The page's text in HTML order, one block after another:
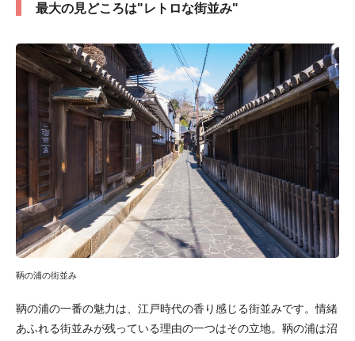
最大の見どころは"レトロな街並み"
鞆の浦の街並み
鞆の浦の一番の魅力は、江戸時代の香り感じる街並みです。情緒
あふれる街並みが残っている理由の一つはその立地。鞆の浦は沼